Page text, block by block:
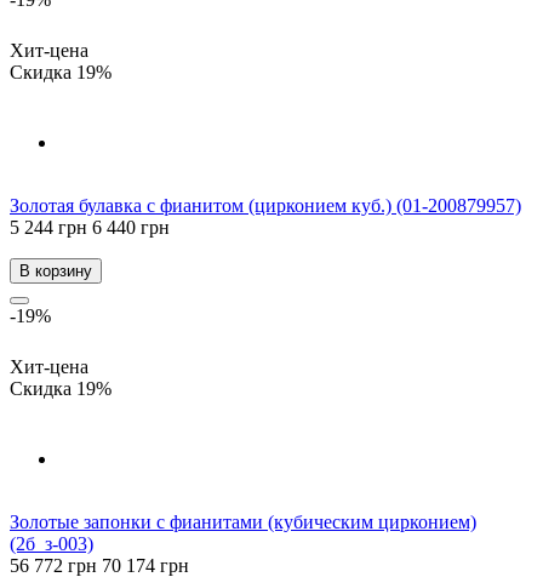
Хит-цена
Скидка 19%
Золотая булавка с фианитом (цирконием куб.) (01-200879957)
5 244 грн 6 440 грн
В корзину
-19%
Хит-цена
Скидка 19%
Золотые запонки с фианитами (кубическим цирконием)
(2б_з-003)
56 772 грн 70 174 грн